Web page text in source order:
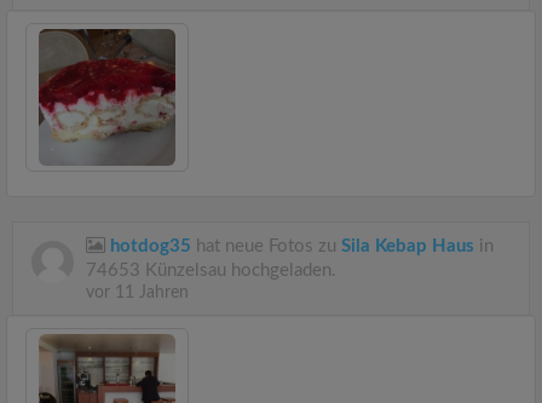
hotdog35 hat neue Fotos zu Sila Kebap Haus in
74653 Künzelsau hochgeladen.
vor 11 Jahren